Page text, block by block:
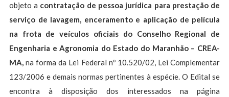
objeto a contratação de pessoa jurídica para prestação de
serviço de lavagem, enceramento e aplicação de película
na frota de veículos oficiais do Conselho Regional de
Engenharia e Agronomia do Estado do Maranhão – CREA-
MA,na forma da Lei Federal nº 10.520/02, Lei Complementar
123/2006 e demais normas pertinentes à espécie. O Edital se
encontra à disposição dos interessados na página